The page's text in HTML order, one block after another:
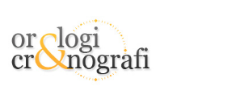
contenuto